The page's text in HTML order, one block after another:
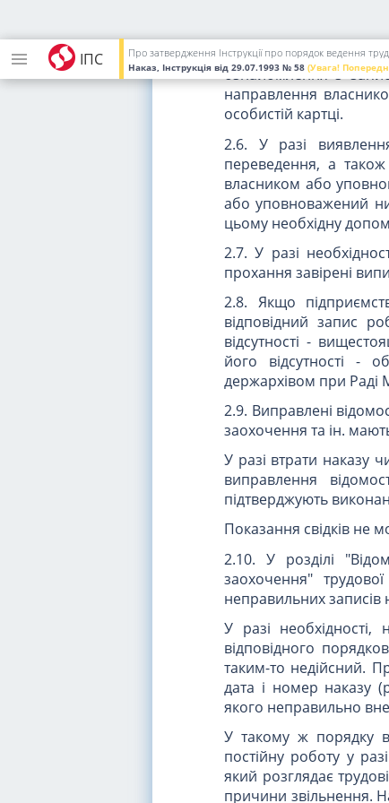
ІПС Про затвердження Інструкції про порядок ведення
Наказ, Інструкція від 29.07.1993 № 58 (Увага!
виняток, дозволити
(підпорядковані
ознайомлення з
направлення
особистій картці.
2.6. У разі
переведення, а
власником або
або уповноважений
цьому необхідну
2.7. У разі
прохання завірені
2.8. Якщо
відповідний запис
відсутності -
його відсутності -
держархівом при Раді
2.9. Виправлені
заохочення та ін.
У разі втрати наказу
виправлення
підтверджують
Показання свідків не
2.10. У розділі
заохочення"
неправильних записів
У разі
відповідного
таким-то недійсний.
дата і номер наказу
якого неправильно
У такому ж порядку
постійну роботу у
який розглядає
причини звільнення.